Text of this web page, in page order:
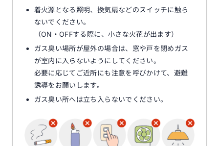
着火源となる照明、換気扇などのスイッチに触ら
ないでください。
（ON・OFFする際に、小さな火花が出ます）
ガス臭い場所が屋外の場合は、窓や戸を閉めガス
が室内に入らないようにしてください。
必要に応じてご近所にも注意を呼びかけて、避難
誘導をお願いします。
ガス臭い所へは立ち入らないでください。